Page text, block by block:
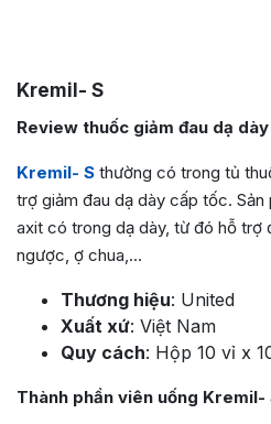
Kremil- S
Review thuốc giảm đau dạ
Kremil- S thường có trong tủ
trợ giảm đau dạ dày cấp tốc.
axit có trong dạ dày, từ đó hỗ trợ
ngược, ợ chua,…
Thương hiệu: United
Xuất xứ: Việt Nam
Quy cách: Hộp 10 vỉ x
Thành phần viên uống Kremil-